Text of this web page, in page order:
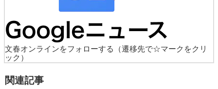
文春オンラインをフォローする
（遷移先で☆マークをクリ
ック）
関連記事